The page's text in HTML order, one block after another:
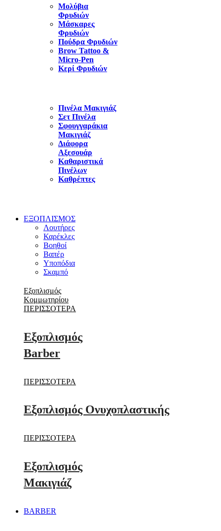
Μολύβια
Φρυδιών
Μάσκαρες
Φρυδιών
Πούδρα Φρυδιών
Brow Tattoo &
Micro-Pen
Κερί Φρυδιών
Πινέλα Μακιγιάζ
Σετ Πινέλα
Σφουγγαράκια
Μακιγιάζ
Διάφορα
Αξεσουάρ
Καθαριστικά
Πινέλων
Καθρέπτες
ΕΞΟΠΛΙΣΜΟΣ
Λουτήρες
Καρέκλες
Βοηθοί
Βαπέρ
Υποπόδια
Σκαμπό
Εξοπλισμός
Κομμωτηρίου
ΠΕΡΙΣΣΟΤΕΡΑ
Εξοπλισμός
Barber
ΠΕΡΙΣΣΟΤΕΡΑ
Εξοπλισμός Ονυχοπλαστικής
ΠΕΡΙΣΣΟΤΕΡΑ
Εξοπλισμός
Μακιγιάζ
BARBER